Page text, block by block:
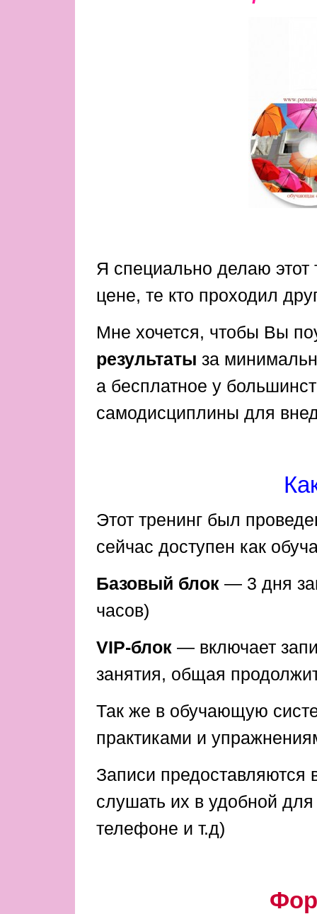
Я специально делаю этот
цене, те кто проходил
Мне хочется, чтобы Вы
результаты за
а бесплатное у
самодисциплины для
Этот тренинг был
сейчас доступен как
Базовый блок — 3 дня
часов)
VIP-блок — включает
занятия, общая
Так же в обучающую
практиками и
Записи
слушать их в удобной
телефоне и т.д)